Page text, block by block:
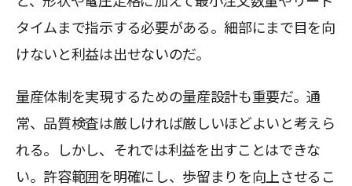
タイムまで指示する必要がある。細部にまで目を向
けないと利益は出せないのだ。
量産体制を実現するための量産設計も重要だ。通
常、品質検査は厳しければ厳しいほどよいと考えら
れる。しかし、それでは利益を出すことはできな
い。許容範囲を明確にし、歩留まりを向上させるこ